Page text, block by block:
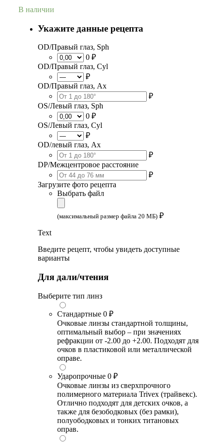
В наличии
Укажите данные рецепта
OD/Правый глаз, Sph
0 ₽
OD/Правый глаз, Cyl
₽
OD/Правый глаз, Ax
₽
OS/Левый глаз, Sph
0 ₽
OS/Левый глаз, Cyl
₽
OD/левый глаз, Ax
₽
DP/Межцентровое расстояние
₽
Загрузите фото рецепта
Выбрать файл
(максимальный размер файла 20 МБ) ₽
Text
Введите рецепт, чтобы увидеть доступные
варианты
Для дали/чтения
Выберите тип линз
Стандартные 0 ₽
Очковые линзы стандартной толщины,
оптимальный выбор – при значениях
рефракции от -2.00 до +2.00. Подходят для
очков в пластиковой или металлической
оправе.
Ударопрочные 0 ₽
Очковые линзы из сверхпрочного
полимерного материала Trivex (трайвекс).
Отлично подходят для детских очков, а
также для безободковых (без рамки),
полуободковых и тонких титановых
оправ.